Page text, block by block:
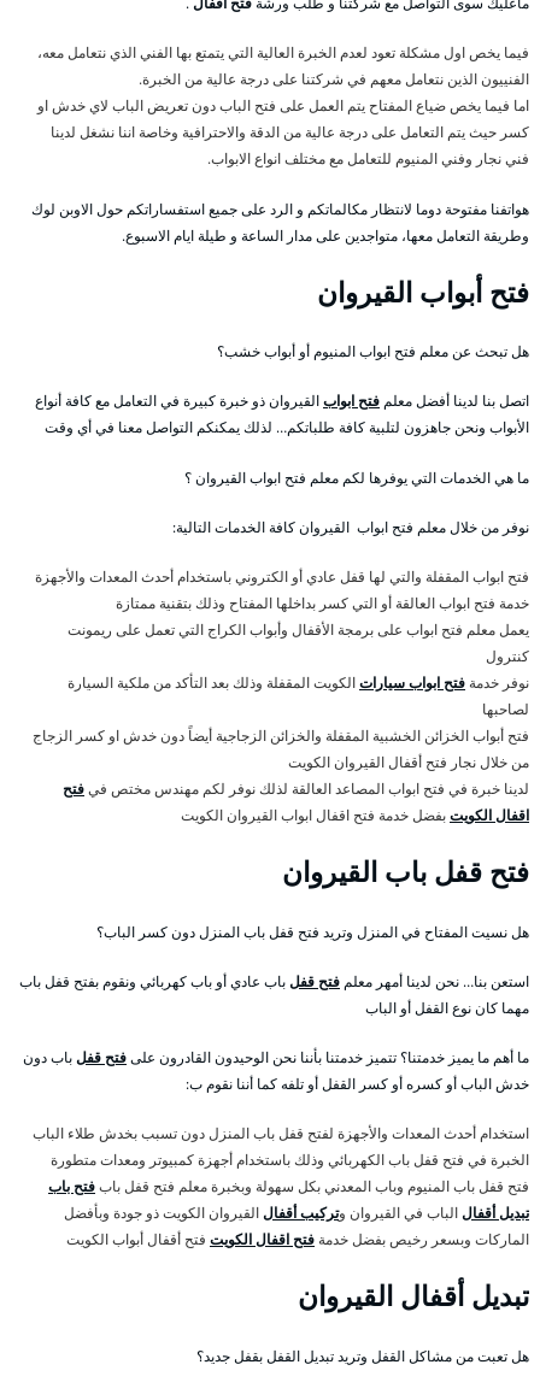
فيما يخص اول مشكلة تعود لعدم الخبرة العالية التي يتمتع بها الفني الذي نتعامل معه،
الفنييون الذين نتعامل معهم في شركتنا على درجة عالية من الخبرة.
اما فيما يخص ضياع المفتاح يتم العمل على فتح الباب دون تعريض الباب لاي خدش او
كسر حيث يتم التعامل على درجة عالية من الدقة والاحترافية وخاصة اننا نشغل لدينا
فني نجار وفني المنيوم للتعامل مع مختلف انواع الابواب.
هواتفنا مفتوحة دوما لانتظار مكالماتكم و الرد على جميع استفساراتكم حول الاوبن لوك
وطريقة التعامل معها، متواجدين على مدار الساعة و طيلة ايام الاسبوع.
فتح أبواب القيروان
هل تبحث عن معلم فتح ابواب المنيوم أو أبواب خشب؟
اتصل بنا لدينا أفضل معلمفتح ابوابالقيروان ذو خبرة كبيرة في التعامل مع كافة أنواع
الأبواب ونحن جاهزون لتلبية كافة طلباتكم… لذلك يمكنكم التواصل معنا في أي وقت
ما هي الخدمات التي يوفرها لكم معلم فتح ابواب القيروان ؟
نوفر من خلال معلم فتح ابواب القيروان كافة الخدمات التالية:
فتح ابواب المقفلة والتي لها قفل عادي أو الكتروني باستخدام أحدث المعدات والأجهزة
خدمة فتح ابواب العالقة أو التي كسر بداخلها المفتاح وذلك بتقنية ممتازة
يعمل معلم فتح ابواب على برمجة الأقفال وأبواب الكراج التي تعمل على ريمونت
كنترول
نوفر خدمة فتح ابواب سياراتالكويت المقفلة وذلك بعد التأكد من ملكية السيارة
لصاحبها
فتح أبواب الخزائن الخشبية المقفلة والخزائن الزجاجية أيضاً دون خدش او كسر الزجاج
من خلال نجار فتح أقفال القيروان الكويت
لدينا خبرة في فتح ابواب المصاعد العالقة لذلك نوفر لكم مهندس مختص فيفتح
اقفال الكويتبفضل خدمة فتح اقفال ابواب القيروان الكويت
فتح قفل باب القيروان
هل نسيت المفتاح في المنزل وتريد فتح قفل باب المنزل دون كسر الباب؟
استعن بنا… نحن لدينا أمهر معلم فتح قفلباب عادي أو باب كهربائي ونقوم بفتح قفل باب
مهما كان نوع القفل أو الباب
ما أهم ما يميز خدمتنا؟ تتميز خدمتنا بأننا نحن الوحيدون القادرون علىفتح قفلباب دون
خدش الباب أو كسره أو كسر القفل أو تلفه كما أننا نقوم ب:
استخدام أحدث المعدات والأجهزة لفتح قفل باب المنزل دون تسبب بخدش طلاء الباب
الخبرة في فتح قفل باب الكهربائي وذلك باستخدام أجهزة كمبيوتر ومعدات متطورة
فتح قفل باب المنيوم وباب المعدني بكل سهولة وبخبرة معلم فتح قفل بابفتح باب
تبديل أقفالالباب في القيروان وتركيب أقفالالقيروان الكويت ذو جودة وبأفضل
الماركات وبسعر رخيص بفضل خدمة فتح اقفال الكويت فتح أقفال أبواب الكويت
تبديل أقفال القيروان
هل تعبت من مشاكل القفل وتريد تبديل القفل بقفل جديد؟